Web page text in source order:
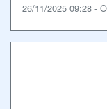
26/11/2025 09:28 -